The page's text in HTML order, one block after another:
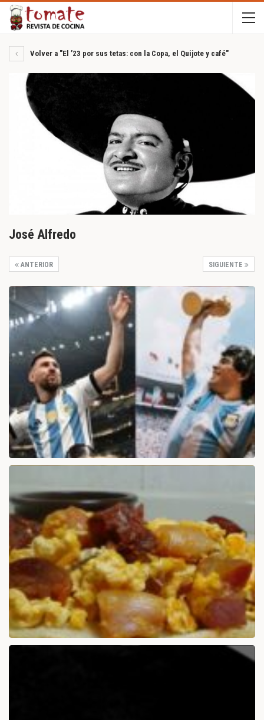
Volver a "El ’23 por sus tetas: con la Copa, el Quijote y café"
José Alfredo
SIGUIENTE
ANTERIOR